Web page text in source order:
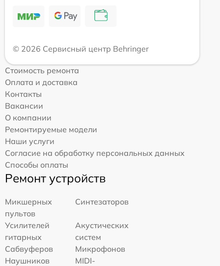
© 2026 Сервисный центр Behringer
Стоимость ремонта
Оплата и доставка
Контакты
Вакансии
О компании
Ремонтируемые модели
Наши услуги
Согласие на обработку персональных данных
Способы оплаты
Ремонт устройств
Микшерных
пультов
Синтезаторов
Усилителей
гитарных
Акустических
систем
Сабвуферов
Микрофонов
Наушников
MIDI-